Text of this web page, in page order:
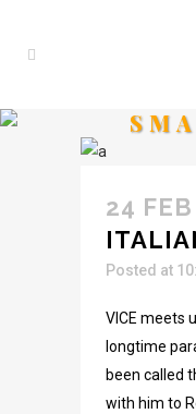
24 FEB
Posted at
VICE meets
longtime
been called
with him to